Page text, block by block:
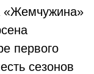
«Жемчужина»
первого
сезонов